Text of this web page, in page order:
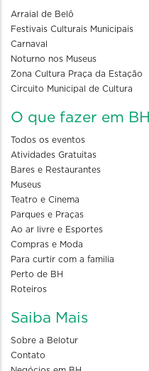
Arraial de Belô
Festivais Culturais Municipais
Carnaval
Noturno nos Museus
Zona Cultura Praça da Estação
Circuito Municipal de Cultura
O que fazer em BH
Todos os eventos
Atividades Gratuitas
Bares e Restaurantes
Museus
Teatro e Cinema
Parques e Praças
Ao ar livre e Esportes
Compras e Moda
Para curtir com a familia
Perto de BH
Roteiros
Saiba Mais
Sobre a Belotur
Contato